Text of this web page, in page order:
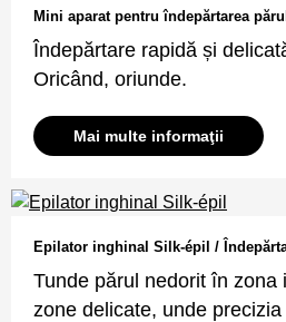
Mini aparat pentru îndepărtarea
Îndepărtare rapidă și
Oricând, oriunde.
Mai multe informaţii
Epilator inghinal Silk-épil /
Tunde părul nedorit în zona
zone delicate, unde